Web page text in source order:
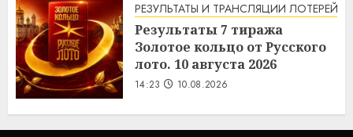
РЕЗУЛЬТАТЫ И ТРАНСЛЯЦИИ ЛОТЕРЕЙ
Результаты 7 тиража
Золотое кольцо от Русского
лото. 10 августа 2026
14:23 10.08.2026